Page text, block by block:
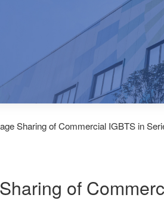
Sharing of Commercial IGBTS in
of